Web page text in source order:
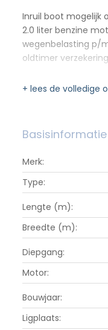
Inruil boot mogelijk
2.0 liter benzine
wegenbelasting p/
oldtimer
+ lees de volledige
Basisinformatie
Merk:
Type:
Lengte (m):
Breedte (m):
Diepgang:
Motor:
Bouwjaar:
Ligplaats: